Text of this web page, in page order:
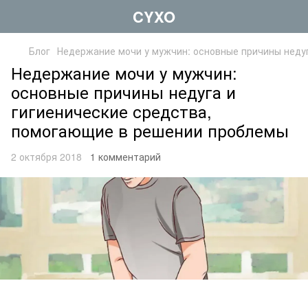
CYXO
Блог Недержание мочи у мужчин: основные причины
Недержание мочи у мужчин:
основные причины недуга и
гигиенические средства,
помогающие в решении проблемы
2 октября 2018 1 комментарий